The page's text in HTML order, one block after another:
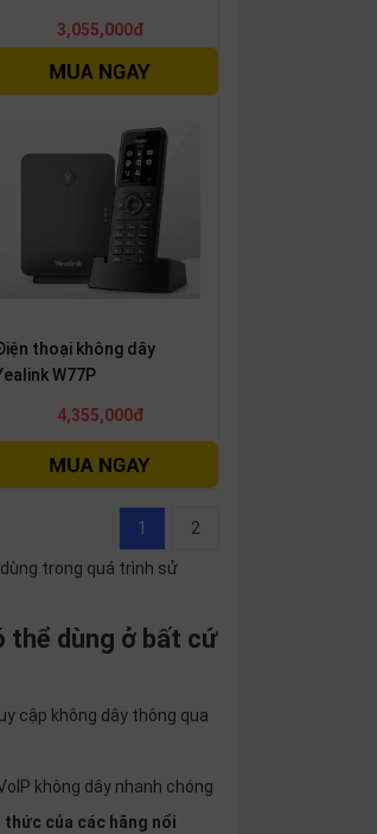
3,055,000đ
thoại không dây
W77P
4,355,000đ
1 2
trong quá trình sử
thể dùng ở bất cứ
cập không dây thông qua
không dây nhanh chóng
thức của các hãng nổi